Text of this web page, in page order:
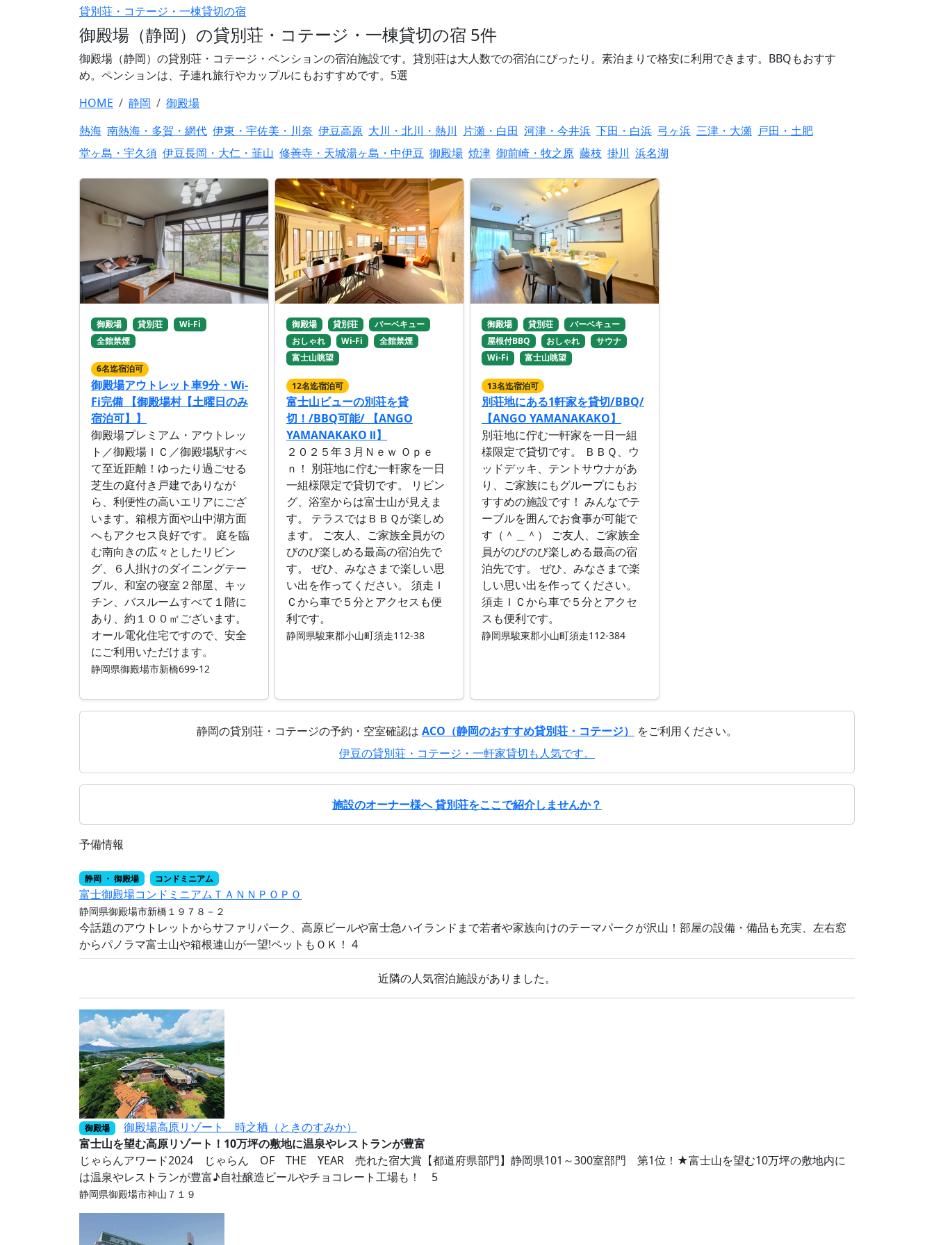
貸別荘・コテージ・一棟貸切の宿
御殿場（静岡）の貸別荘・コテージ・一棟貸切の宿 5件
御殿場（静岡）の貸別荘・コテージ・ペンションの宿泊施設です。貸別荘は大人数での宿泊にぴったり。素泊まりで格安に利用できます。BBQもおすす
め。ペンションは、子連れ旅行やカップルにもおすすめです。5選
HOME
静岡
御殿場
熱海 南熱海・多賀・網代 伊東・宇佐美・川奈 伊豆高原 大川・北川・熱川 片瀬・白田 河津・今井浜 下田・白浜 弓ヶ浜 三津・大瀬 戸田・土肥
堂ヶ島・宇久須 伊豆長岡・大仁・韮山 修善寺・天城湯ヶ島・中伊豆 御殿場 焼津 御前崎・牧之原 藤枝 掛川 浜名湖
御殿場 貸別荘
Wi-Fi
全館禁煙
6名迄宿泊可
御殿場アウトレット車9分・Wi-
Fi完備 【御殿場村【土曜日のみ
宿泊可】】
御殿場プレミアム・アウトレッ
ト／御殿場ＩＣ／御殿場駅すべ
て至近距離！ゆったり過ごせる
芝生の庭付き戸建でありなが
ら、利便性の高いエリアにござ
います。箱根方面や山中湖方面
へもアクセス良好です。 庭を臨
む南向きの広々としたリビン
グ、６人掛けのダイニングテー
ブル、和室の寝室２部屋、キッ
チン、バスルームすべて１階に
あり、約１００㎡ございます。
オール電化住宅ですので、安全
にご利用いただけます。
静岡県御殿場市新橋699-12
御殿場 貸別荘
バーベキュー
おしゃれ
Wi-Fi
全館禁煙
富士山眺望
12名迄宿泊可
富士山ビューの別荘を貸
切！/BBQ可能/ 【ANGO
YAMANAKAKO Ⅱ】
２０２５年３月Ｎｅｗ Ｏｐｅ
ｎ！ 別荘地に佇む一軒家を一日
一組様限定で貸切です。 リビン
グ、浴室からは富士山が見えま
す。 テラスではＢＢＱが楽しめ
ます。 ご友人、ご家族全員がの
びのび楽しめる最高の宿泊先で
す。 ぜひ、みなさまで楽しい思
い出を作ってください。 須走Ｉ
Ｃから車で５分とアクセスも便
利です。
静岡県駿東郡小山町須走112-38
御殿場 貸別荘
バーベキュー
屋根付BBQ
おしゃれ
サウナ
Wi-Fi
富士山眺望
13名迄宿泊可
別荘地にある1軒家を貸切/BBQ/
【ANGO YAMANAKAKO】
別荘地に佇む一軒家を一日一組
様限定で貸切です。 ＢＢＱ、ウ
ッドデッキ、テントサウナがあ
り、ご家族にもグループにもお
すすめの施設です！ みんなでテ
ーブルを囲んでお食事が可能で
す（＾＿＾） ご友人、ご家族全
員がのびのび楽しめる最高の宿
泊先です。 ぜひ、みなさまで楽
しい思い出を作ってください。
須走ＩＣから車で５分とアクセ
スも便利です。
静岡県駿東郡小山町須走112-384
静岡の貸別荘・コテージの予約・空室確認は ACO（静岡のおすすめ貸別荘・コテージ）
をご利用ください。
伊豆の貸別荘・コテージ・一軒家貸切も人気です。
施設のオーナー様へ 貸別荘をここで紹介しませんか？
予備情報
静岡 ・ 御殿場 コンドミニアム
富士御殿場コンドミニアムＴＡＮＮＰＯＰＯ
静岡県御殿場市新橋１９７８－２
今話題のアウトレットからサファリパーク、高原ビールや富士急ハイランドまで若者や家族向けのテーマパークが沢山！部屋の設備・備品も充実、左右窓
からパノラマ富士山や箱根連山が一望!ペットもＯＫ！ 4
近隣の人気宿泊施設がありました。
御殿場
御殿場高原リゾート 時之栖（ときのすみか）
富士山を望む高原リゾート！10万坪の敷地に温泉やレストランが豊富
じゃらんアワード2024 じゃらん OF THE YEAR 売れた宿大賞【都道府県部門】静岡県101～300室部門 第1位！★富士山を望む10万坪の敷地内に
は温泉やレストランが豊富♪自社醸造ビールやチョコレート工場も！ 5
静岡県御殿場市神山７１９